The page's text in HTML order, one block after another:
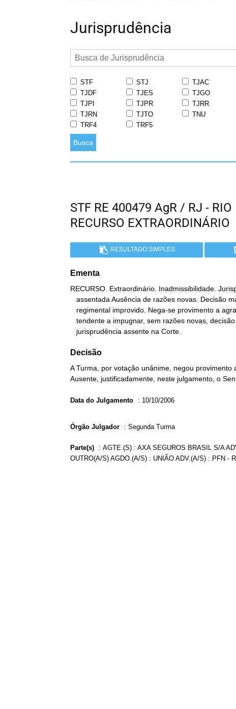
Jurisprudência
STF STJ TJAC
TJDF
TJES TJGO
TJPI
TJPR TJRR
TJRN
TJTO TNU
TRF4
TRF5
Busca
STF RE 400479 AgR / RJ -
RECURSO EXTRAORDINÁRIO
RESULTADO SIMPLES
Ementa
RECURSO. Extraordinário. Inadmissibilidade.
   jurisprudência assente na Corte.
Decisão
A Turma, por votação unânime, negou
Ausente, justificadamente, neste julgamento, o
Data do Julgamento : 10/10/2006
Órgão Julgador : Segunda Turma
Parte(s) : AGTE.(S) : AXA SEGUROS BRASIL S/A
OUTRO(A/S) AGDO.(A/S) : UNIÃO ADV.(A/S) : PFN -